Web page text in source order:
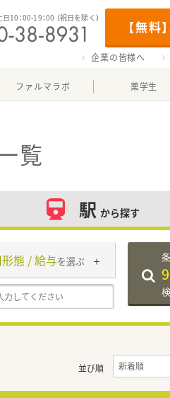
【無料
10：00-19：00 （祝日を除く）
企業の皆様へ
ファルマラボ 薬学生
覧
駅 から探す
態 / 給与を選ぶ
9
並び順